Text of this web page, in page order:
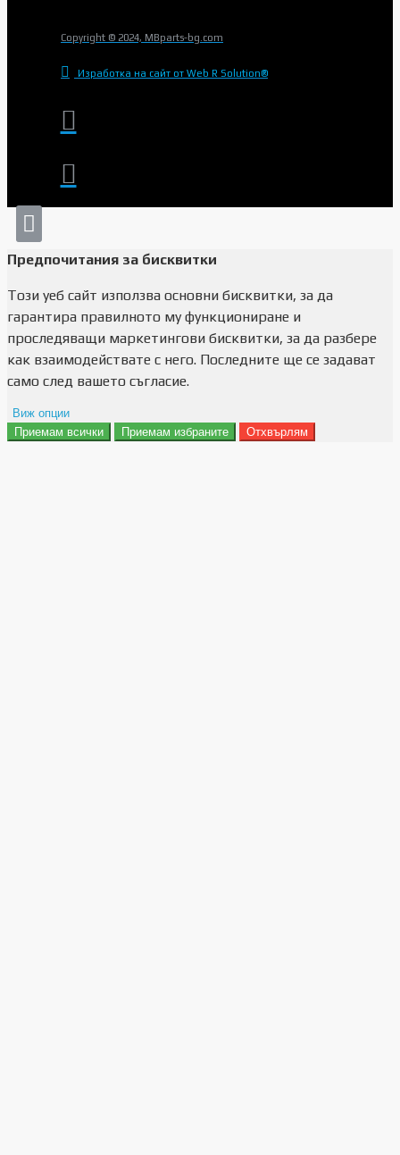
Copyright © 2024, MBparts-bg.com
Изработка на сайт от Web R Solution®
Предпочитания за бисквитки
Този уеб сайт използва основни бисквитки, за да
гарантира правилното му функциониране и
проследяващи маркетингови бисквитки, за да разбере
как взаимодействате с него. Последните ще се задават
само след вашето съгласие.
Виж опции
Препочитания за реклами
Приемам всички Приемам избраните Отхвърлям